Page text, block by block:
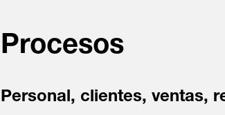
Procesos
Personal, clientes, ventas,